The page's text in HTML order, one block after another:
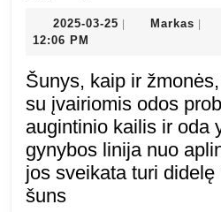
ir
2025-03-25 2025-
Markas
12:06 PM
Šunys, kaip ir žmonės, dažnai susiduria
su įvairiomis odos
augintinio kailis ir oda
gynybos linija nuo
jos sveikata turi
šuns